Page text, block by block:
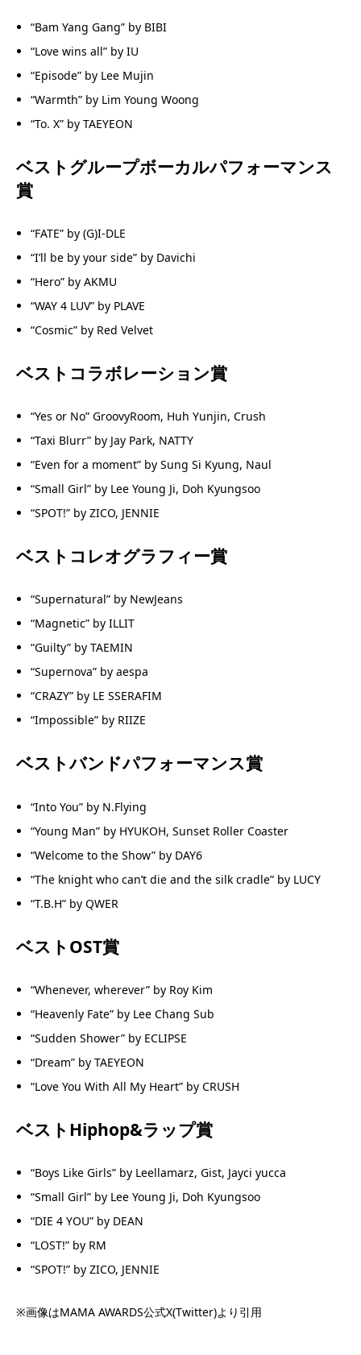
“Bam Yang Gang” by BIBI
“Love wins all” by IU
“Episode” by Lee Mujin
“Warmth” by Lim Young Woong
“To. X” by TAEYEON
ベストグループボーカルパフォーマンス
賞
“FATE” by (G)I-DLE
“I’ll be by your side” by Davichi
“Hero” by AKMU
“WAY 4 LUV” by PLAVE
“Cosmic” by Red Velvet
ベストコラボレーション賞
“Yes or No” GroovyRoom, Huh Yunjin, Crush
“Taxi Blurr” by Jay Park, NATTY
“Even for a moment” by Sung Si Kyung, Naul
“Small Girl” by Lee Young Ji, Doh Kyungsoo
“SPOT!” by ZICO, JENNIE
ベストコレオグラフィー賞
“Supernatural” by NewJeans
“Magnetic” by ILLIT
“Guilty” by TAEMIN
“Supernova” by aespa
“CRAZY” by LE SSERAFIM
“Impossible” by RIIZE
ベストバンドパフォーマンス賞
“Into You” by N.Flying
“Young Man” by HYUKOH, Sunset Roller Coaster
“Welcome to the Show” by DAY6
“The knight who can’t die and the silk cradle” by LUCY
“T.B.H” by QWER
ベストOST賞
“Whenever, wherever” by Roy Kim
“Heavenly Fate” by Lee Chang Sub
“Sudden Shower” by ECLIPSE
“Dream” by TAEYEON
“Love You With All My Heart” by CRUSH
ベストHiphop&ラップ賞
“Boys Like Girls” by Leellamarz, Gist, Jayci yucca
“Small Girl” by Lee Young Ji, Doh Kyungsoo
“DIE 4 YOU” by DEAN
“LOST!” by RM
“SPOT!” by ZICO, JENNIE
※画像はMAMA AWARDS公式X(Twitter)より引用